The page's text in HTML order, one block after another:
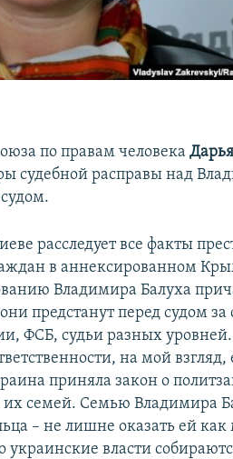
по правам человека
судебной расправы над
расследует все факты
в аннексированном
Владимира Балуха
предстанут перед судом за
ФСБ, судьи разных
на мой
приняла закон о
семей. Семью Владимира
– не лишне оказать ей
власти